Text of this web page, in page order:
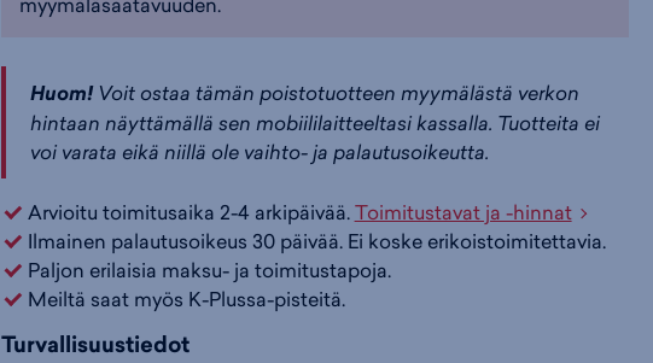
i
n
a
:
ä
Huom!Voit ostaa tämän poistotuotteen myymälästä verkon
hintaan näyttämällä sen mobiililaitteeltasi kassalla. Tuotteita ei
voi varata eikä niillä ole vaihto- ja palautusoikeutta.
Arvioitu toimitusaika 2-4 arkipäivää.Toimitustavat ja -hinnat
Ilmainen palautusoikeus 30 päivää. Ei koske erikoistoimitettavia.
Paljon erilaisia maksu- ja toimitustapoja.
Meiltä saat myös K-Plussa-pisteitä.
Turvallisuustiedot